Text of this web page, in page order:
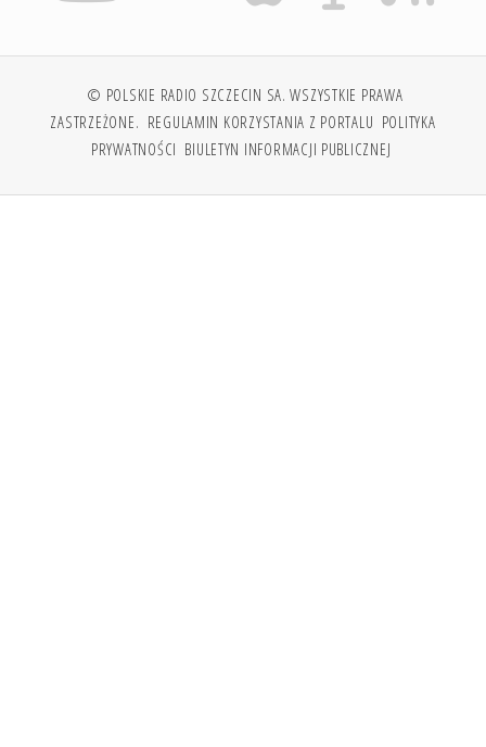
© POLSKIE RADIO SZCZECIN SA. WSZYSTKIE PRAWA
ZASTRZEŻONE. REGULAMIN KORZYSTANIA Z PORTALU POLITYKA
PRYWATNOŚCI BIULETYN INFORMACJI PUBLICZNEJ